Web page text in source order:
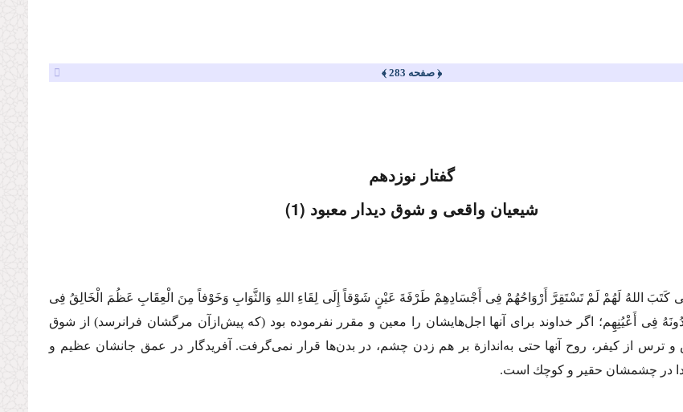
﴿ صفحه 283 ﴾
گفتار نوزدهم
شیعیان واقعی و شوق دیدار معبود (1)
كَتَبَ اللهُ لَهُمْ لَمْ تَسْتَقِرَّ أَرْوَاحُهُمْ فِی أَجْسَادِهِمْ طَرْفَةَ عَیْنٍ شَوْقاً إِلَی لِقَاءِ اللهِ وَالثَّوَابِ وَخَوْفاً مِنَ الْعِقَابِ عَظُمَ الْخَالِقُ فِی
فِی أَعْیُنِِهِِم؛ اگر خداوند برای آنها اجل‌هایشان را معین و مقرر نفرموده بود (كه پیش‌ازآن مرگشان فرانرسد) از شوق
و ترس از كیفر، روح آنها حتی به‌اندازة بر هم‌ زدن چشم، در بدن‌ها قرار نمی‌گرفت. آفریدگار در عمق جانشان عظیم و
خدا در چشمشان حقیر و كوچك است.